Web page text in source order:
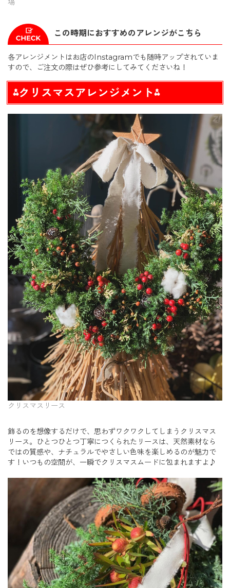
場
この時期におすすめのアレンジがこちら
各アレンジメントはお店のInstagramでも随時アップされていま
すので、ご注文の際はぜひ参考にしてみてくださいね！
⁂クリスマスアレンジメント⁂
クリスマスリース
飾るのを想像するだけで、思わずワクワクしてしまうクリスマス
リース。ひとつひとつ丁寧につくられたリースは、天然素材なら
ではの質感や、ナチュラルでやさしい色味を楽しめるのが魅力で
す！いつもの空間が、一瞬でクリスマスムードに包まれますよ♪